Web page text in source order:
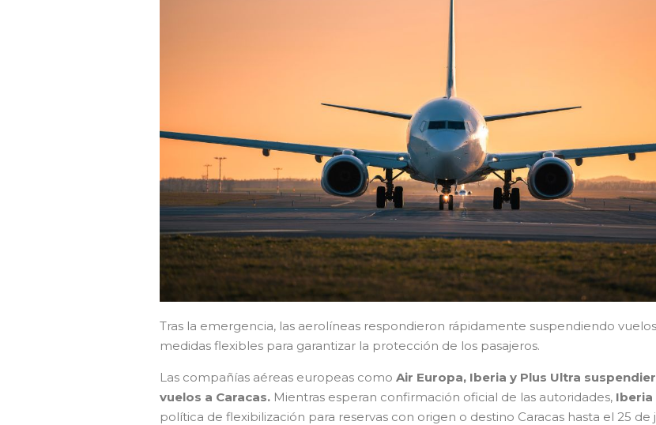
Tras la emergencia, las aerolíneas respondieron rápidamente suspendiendo
medidas flexibles para garantizar la protección de los pasajeros.
Las compañías aéreas europeas como Air Europa, Iberia y Plus Ultra
vuelos a Caracas. Mientras esperan confirmación oficial de las autoridades, Iberia
política de flexibilización para reservas con origen o destino Caracas hasta el 25 de